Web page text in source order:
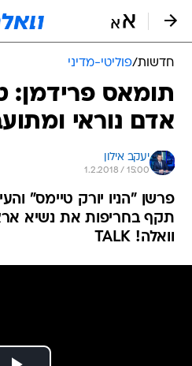
חדשות/פוליטי-מדיני
תומאס פרידמן:
אדם נוראי
יעקב אילון
1.2.2018 / 15:00
פרשן "הניו יורק טיימס"
תקף בחריפות את נשיא
וואלה! TALK